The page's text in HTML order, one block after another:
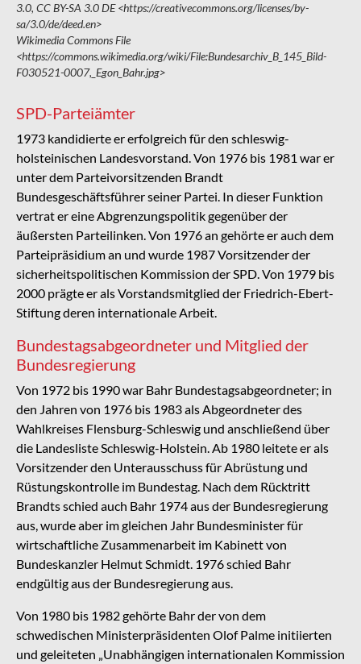
3.0, CC BY-SA 3.0 DE <https://creativecommons.org/licenses/by-
sa/3.0/de/deed.en>
Wikimedia Commons File
<https://commons.wikimedia.org/wiki/File:Bundesarchiv_B_145_Bild-
F030521-0007,_Egon_Bahr.jpg>
SPD-Parteiämter
1973 kandidierte er erfolgreich für den schleswig-
holsteinischen Landesvorstand. Von 1976 bis 1981 war er
unter dem Parteivorsitzenden Brandt
Bundesgeschäftsführer seiner Partei. In dieser Funktion
vertrat er eine Abgrenzungspolitik gegenüber der
äußersten Parteilinken. Von 1976 an gehörte er auch dem
Parteipräsidium an und wurde 1987 Vorsitzender der
sicherheitspolitischen Kommission der SPD. Von 1979 bis
2000 prägte er als Vorstandsmitglied der Friedrich-Ebert-
Stiftung deren internationale Arbeit.
Bundestagsabgeordneter und Mitglied der
Bundesregierung
Von 1972 bis 1990 war Bahr Bundestagsabgeordneter; in
den Jahren von 1976 bis 1983 als Abgeordneter des
Wahlkreises Flensburg-Schleswig und anschließend über
die Landesliste Schleswig-Holstein. Ab 1980 leitete er als
Vorsitzender den Unterausschuss für Abrüstung und
Rüstungskontrolle im Bundestag. Nach dem Rücktritt
Brandts schied auch Bahr 1974 aus der Bundesregierung
aus, wurde aber im gleichen Jahr Bundesminister für
wirtschaftliche Zusammenarbeit im Kabinett von
Bundeskanzler Helmut Schmidt. 1976 schied Bahr
endgültig aus der Bundesregierung aus.
Von 1980 bis 1982 gehörte Bahr der von dem
schwedischen Ministerpräsidenten Olof Palme initiierten
und geleiteten „Unabhängigen internationalen Kommission